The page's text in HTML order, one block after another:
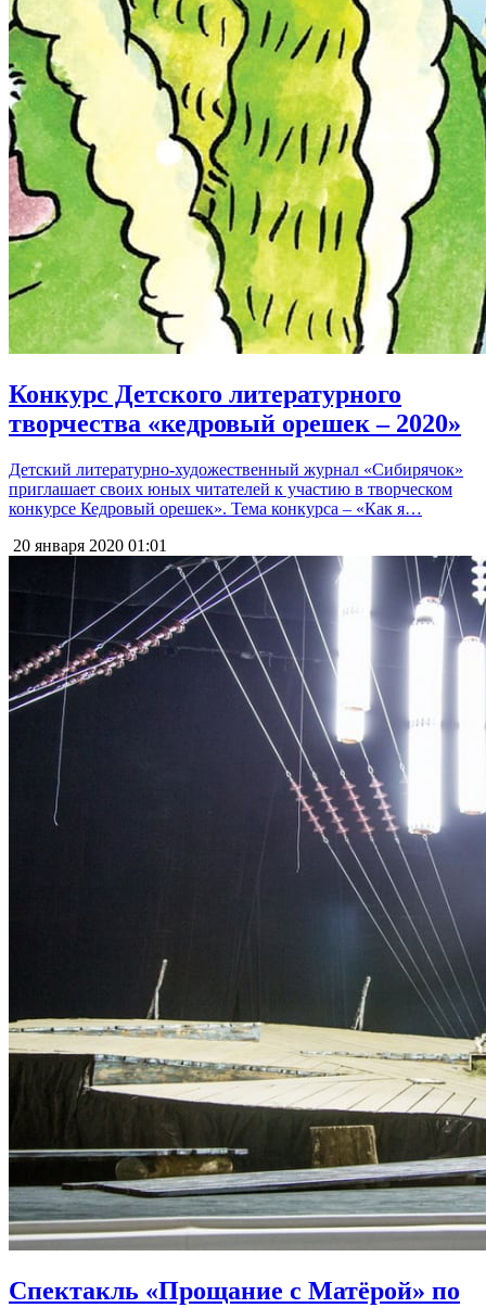
Конкурс Детского литературного
творчества «кедровый орешек – 2020»
Детский литературно-художественный журнал «Сибирячок»
приглашает своих юных читателей к участию в творческом
конкурсе Кедровый орешек». Тема конкурса – «Как я…
20 января 2020 01:01
Спектакль «Прощание с Матёрой» по